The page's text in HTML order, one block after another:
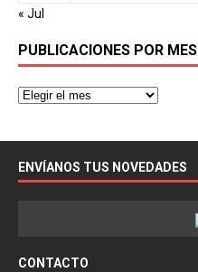
« Jul
PUBLICACIONES POR MES
ENVÍANOS TUS NOVEDADES
CONTACTO